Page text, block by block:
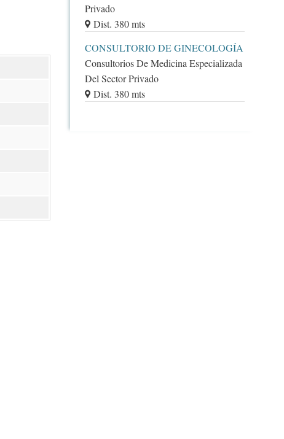
Privado
Dist. 380 mts
CONSULTORIO DE GINECOLOGÍA
Consultorios De Medicina Especializada
Del Sector Privado
Dist. 380 mts